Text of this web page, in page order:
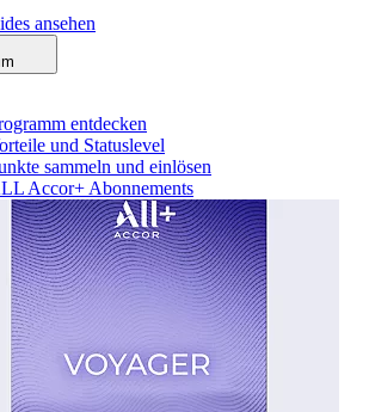
ansehen
entdecken
und Statuslevel
sammeln und einlösen
Accor+ Abonnements